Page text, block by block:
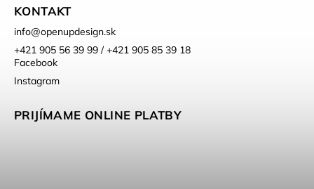
KONTAKT
info@openupdesign.sk
+421 905 56 39 99 / +421 905 85 39 18
Facebook
Instagram
PRIJÍMAME ONLINE PLATBY